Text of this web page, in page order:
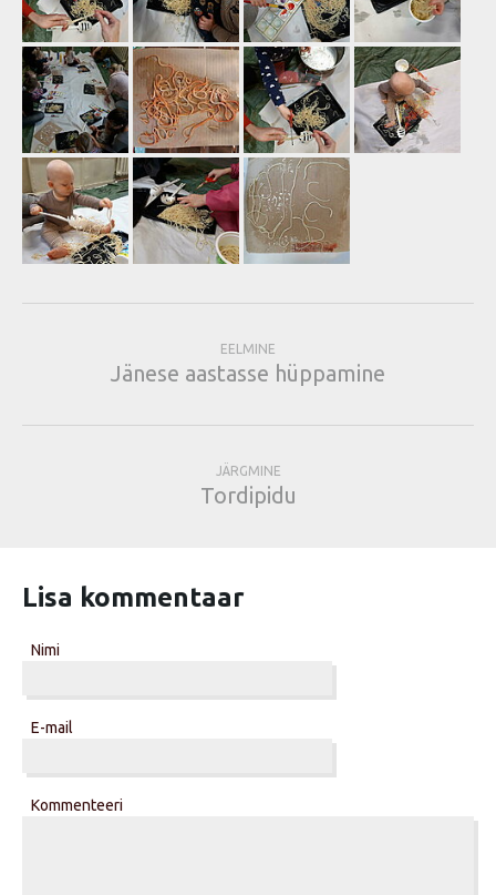
EELMINE
Jänese aastasse hüppamine
JÄRGMINE
Tordipidu
Lisa kommentaar
Nimi
E-mail
Kommenteeri